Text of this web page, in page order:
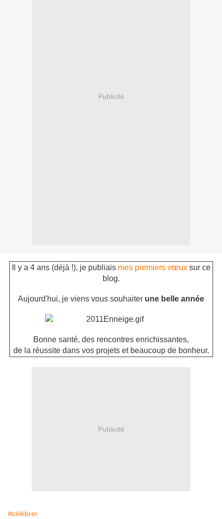
Publicité
Il y a 4 ans (déjà !), je publiais mes premiers vœuxsur ce
blog.
Aujourd'hui, je viens vous souhaiter une belle année
Bonne santé, des rencontres enrichissantes,
de la réussite dans vos projets et beaucoup de bonheur.
Publicité
#célébrer